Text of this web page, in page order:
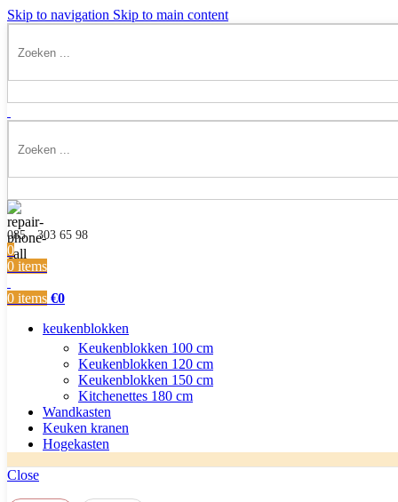
Skip to navigation Skip to main content
085 - 303 65 98
0
0 items
0 items €0
keukenblokken
Keukenblokken 100 cm
Keukenblokken 120 cm
Keukenblokken 150 cm
Kitchenettes 180 cm
Wandkasten
Keuken kranen
Hogekasten
Close